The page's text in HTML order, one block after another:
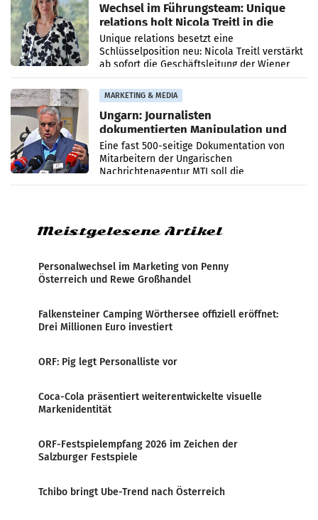
Wechsel im Führungsteam: Unique
relations holt Nicola Treitl in die
Geschäftsleitung
Unique relations besetzt eine
Schlüsselposition neu: Nicola Treitl verstärkt
ab sofort die Geschäftsleitung der Wiener
PR-Agentur an der Seite von Josef Kalina und
Anna Kalina-Mahr.
MARKETING & MEDIA
Ungarn: Journalisten
dokumentierten Manipulation und
Zensur
Eine fast 500-seitige Dokumentation von
Mitarbeitern der Ungarischen
Nachrichtenagentur MTI soll die
systematische Nachrichten-Manipulation und
Meistgelesene Artikel
Personalwechsel im Marketing von Penny
Österreich und Rewe Großhandel
Falkensteiner Camping Wörthersee offiziell eröffnet:
Drei Millionen Euro investiert
ORF: Pig legt Personalliste vor
Coca-Cola präsentiert weiterentwickelte visuelle
Markenidentität
ORF-Festspielempfang 2026 im Zeichen der
Salzburger Festspiele
Tchibo bringt Ube-Trend nach Österreich